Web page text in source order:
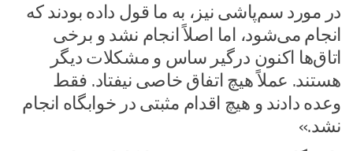
در مورد سم‌پاشی نیز، به ما قول داده بودند که
انجام می‌شود، اما اصلاً انجام نشد و برخی
اتاق‌ها اکنون درگیر ساس و مشکلات دیگر
هستند. عملاً هیچ اتفاق خاصی نیفتاد. فقط
وعده دادند و هیچ اقدام مثبتی در خوابگاه انجام
نشد.»